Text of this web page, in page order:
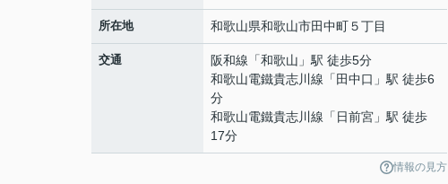
所在地 和歌山県和歌山市田中町５丁目
交通 阪和線 「和歌山 」駅 徒歩5分
和歌山電鐵貴志川線 「 田中口 」駅 徒歩6
分
和歌山電鐵貴志川線 「 日前宮 」駅 徒歩
17分
情報の見方